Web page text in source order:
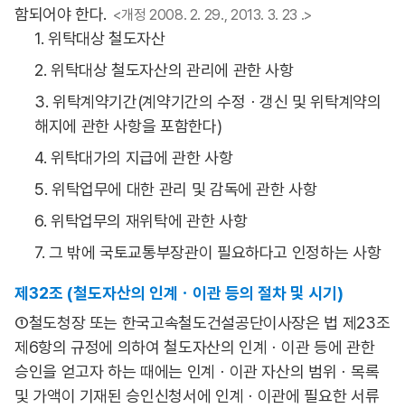
함되어야 한다. <개정 2008. 2. 29., 2013. 3. 23 .>
1. 위탁대상 철도자산
2. 위탁대상 철도자산의 관리에 관한 사항
3. 위탁계약기간(계약기간의 수정ㆍ갱신 및 위탁계약의
해지에 관한 사항을 포함한다)
4. 위탁대가의 지급에 관한 사항
5. 위탁업무에 대한 관리 및 감독에 관한 사항
6. 위탁업무의 재위탁에 관한 사항
7. 그 밖에 국토교통부장관이 필요하다고 인정하는 사항
제32조 (철도자산의 인계ㆍ이관 등의 절차 및 시기)
①철도청장 또는 한국고속철도건설공단이사장은 법 제23조
제6항의 규정에 의하여 철도자산의 인계ㆍ이관 등에 관한
승인을 얻고자 하는 때에는 인계ㆍ이관 자산의 범위ㆍ목록
및 가액이 기재된 승인신청서에 인계ㆍ이관에 필요한 서류